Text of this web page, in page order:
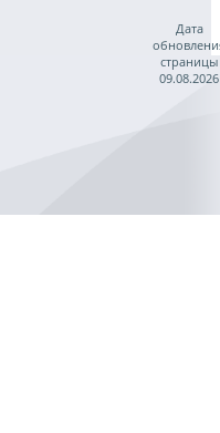
Дата
страницы
09.08.2026